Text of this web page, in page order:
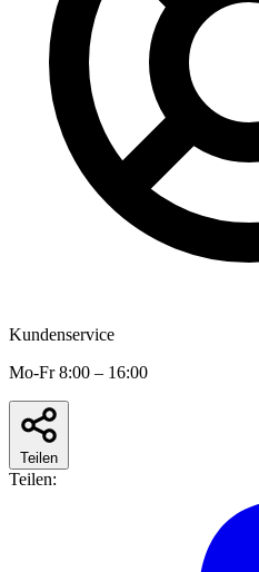
Kundenservice
Mo-Fr 8:00 – 16:00
Teilen
Teilen: